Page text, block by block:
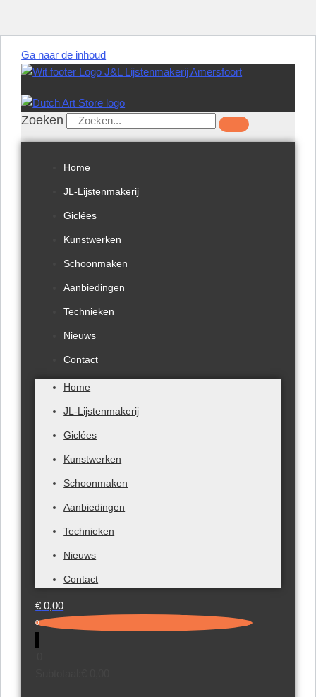
Ga naar de inhoud
Zoeken
Home
JL-Lijstenmakerij
Giclées
Kunstwerken
Schoonmaken
Aanbiedingen
Technieken
Nieuws
Contact
Home
JL-Lijstenmakerij
Giclées
Kunstwerken
Schoonmaken
Aanbiedingen
Technieken
Nieuws
Contact
€ 0,00
0